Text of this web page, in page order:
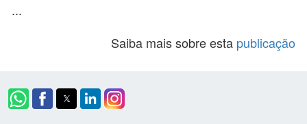
...
Saiba mais sobre esta publicação